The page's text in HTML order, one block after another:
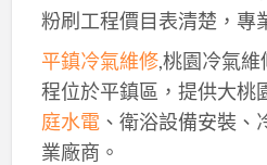
粉刷工程價目表清楚，專
平鎮冷氣維修,桃園冷氣維
程位於平鎮區，提供大桃
庭水電、衛浴設備安裝、
業廠商。